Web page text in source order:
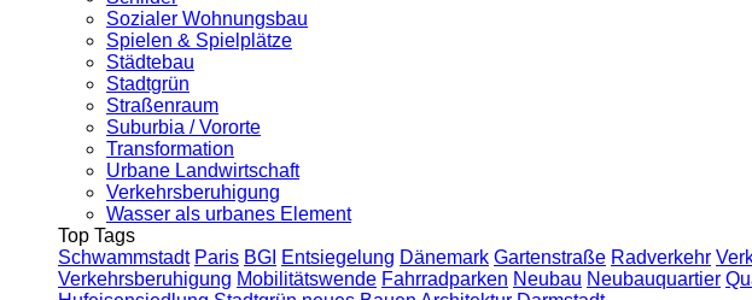
Sozialer Wohnungsbau
Spielen & Spielplätze
Städtebau
Stadtgrün
Straßenraum
Suburbia / Vororte
Transformation
Urbane Landwirtschaft
Verkehrsberuhigung
Wasser als urbanes Element
Top Tags
Schwammstadt Paris BGI Entsiegelung Dänemark Gartenstraße Radverkehr
Verkehrsberuhigung Mobilitätswende Fahrradparken Neubau Neubauquartier